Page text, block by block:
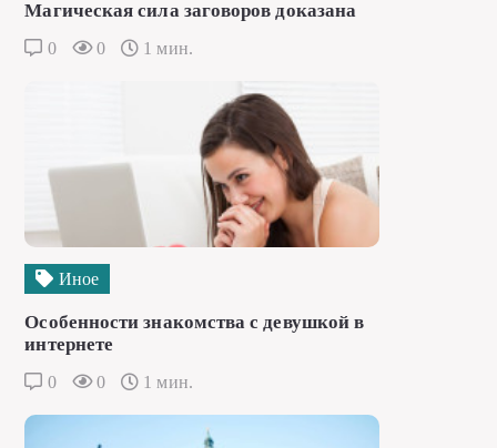
Магическая сила заговоров доказана
0 0 1 мин.
Иное
Особенности знакомства с девушкой в
интернете
0 0 1 мин.